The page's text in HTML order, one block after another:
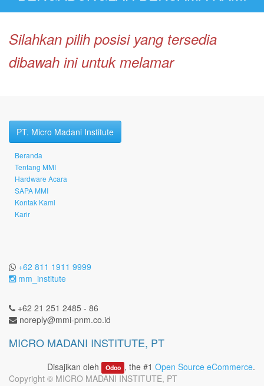
Silahkan pilih posisi yang tersedia
dibawah ini untuk melamar
PT. Micro Madani Institute
Beranda
Tentang MMI
Hardware Acara
SAPA MMI
Kontak Kami
Karir
+62 811 1911 9999
mm_institute
+62 21 251 2485 - 86
noreply@mmi-pnm.co.id
MICRO MADANI INSTITUTE, PT
Disajikan oleh Odoo , the #1 Open Source eCommerce.
Copyright © MICRO MADANI INSTITUTE, PT